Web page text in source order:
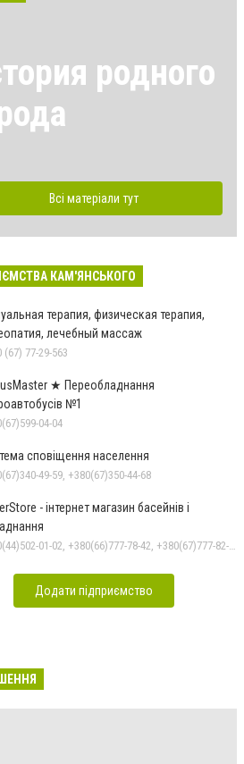
родного
Всі матеріали тут
КАМ'ЯНСЬКОГО
терапия, физическая терапия,
лечебный массаж
(67) 77-29-563
★ Переобладнання
№1
04-04
сповіщення населення
49-59, +380(67)350-44-68
- інтернет магазин басейнів і
Додати підприємство